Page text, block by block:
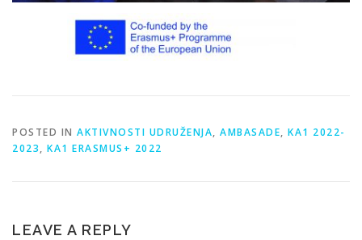
POSTED IN AKTIVNOSTI UDRUŽENJA, AMBASADE, KA1 2022-
2023, KA1 ERASMUS+ 2022
LEAVE A REPLY